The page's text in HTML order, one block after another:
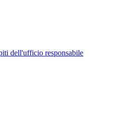
dell'ufficio responsabile